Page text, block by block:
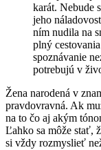
karát. Nebude
jeho
ním nudila na
plný
spoznávanie
potrebujú v
Žena narodená v
pravdovravná. Ak
na to čo aj akým
Ľahko sa môže stať,
si vždy rozmyslieť